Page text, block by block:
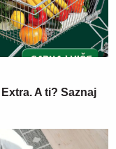
A ti? Saznaj